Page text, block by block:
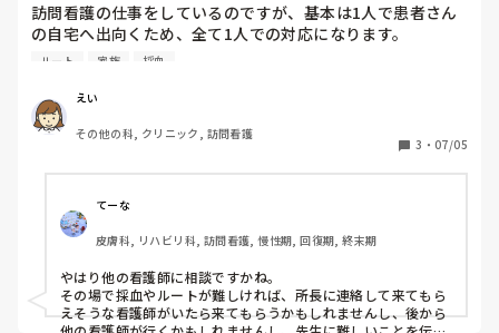
訪問看護の仕事をしているのですが、基本は1人で患者さん
の自宅へ出向くため、全て1人での対応になります。
採血やルート確保が難しい患者さんや、ご家族さんが少し難
慣れている患者さまなら問題ないのですが、そういった患者
さんの場合、緊張やプレッシャーも感じることもあります。
訪問看護されているみなさんは、そういった場面はあります
ルート 家族 採血
えい
その他の科, クリニック, 訪問看護
3 ・ 07/05
てーな
皮膚科, リハビリ科, 訪問看護, 慢性期, 回復期, 終末期
やはり他の看護師に相談ですかね。
その場で採血やルートが難しければ、所長に連絡して来てもら
えそうな看護師がいたら来てもらうかもしれませんし、後から